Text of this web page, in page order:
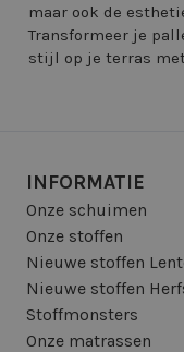
maar ook de
Transformeer je
stijl op je terras
INFORMATIE
Onze schuimen
Onze stoffen
Nieuwe stoffen
Nieuwe stoffen
Stoffmonsters
Onze matrassen